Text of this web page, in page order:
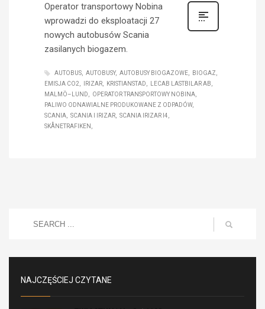
Operator transportowy Nobina
wprowadzi do eksploatacji 27
nowych autobusów Scania
zasilanych biogazem.
AUTOBUS AUTOBUSY AUTOBUSY BIOGAZOWE
BIOGAZ
EMISJA CO2
IRIZAR KRISTIANSTAD
LECAB LASTBILAR AB
MALMÖ–LUND
OPERATOR TRANSPORTOWY NOBINA
PALIWO ODNAWIALNE PRODUKOWANE Z ODPADÓW
SCANIA
SCANIA I IRIZAR
SCANIA IRIZAR I4
SKÅNETRAFIKEN
NAJCZĘŚCIEJ CZYTANE